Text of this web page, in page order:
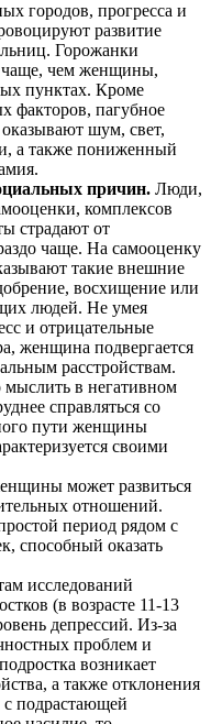
городов, прогресса и
развитие
Горожанки
чаще, чем женщины,
пунктах. Кроме
факторов, пагубное
оказывают шум, свет,
а также пониженный
причин. Люди,
комплексов
страдают от
чаще. На самооценку
такие внешние
восхищение или
людей. Не умея
и отрицательные
женщина подвергается
расстройствам.
в негативном
справляться со
пути женщины
своими
может развиться
отношений.
период рядом с
способный оказать
исследований
(в возрасте 11-13
депрессий. Из-за
проблем и
возникает
а также отклонения
подрастающей